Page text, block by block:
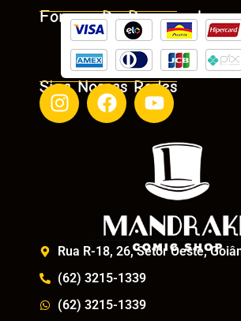
Formas De Pagamento
Siga Nossas Redes
Rua R-18, 26, Setor Oeste,
(62) 3215-1339
(62) 3215-1339